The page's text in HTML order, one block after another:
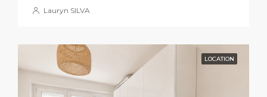
Lauryn SILVA
LOCATION